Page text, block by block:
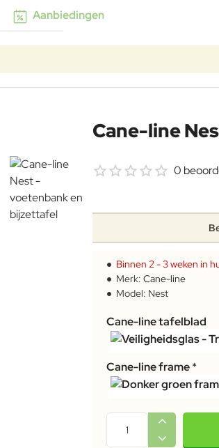
Aanbiedingen
Cane-line
0
Binnen 2 - 3 weken in
Merk: Cane-line
Model: Nest
Cane-line tafelblad
Cane-line frame